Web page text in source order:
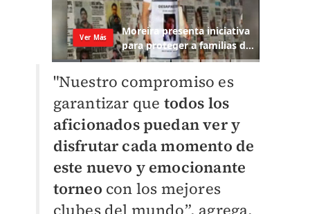
"Nuestro compromiso es
garantizar que todos los
aficionados puedan ver y
disfrutar cada momento de
este nuevo y emocionante
torneo con los mejores
clubes del mundo”, agrega.